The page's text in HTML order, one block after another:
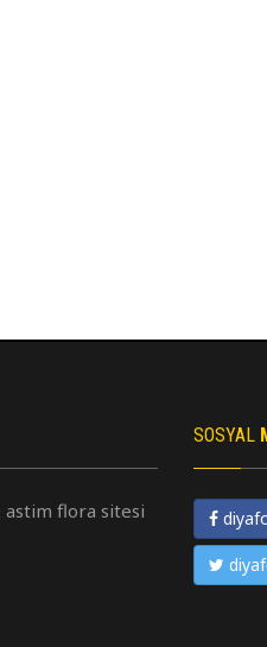
astim flora sitesi
SOSYAL